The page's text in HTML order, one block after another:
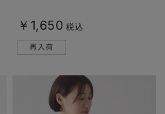
￥1,650 税込